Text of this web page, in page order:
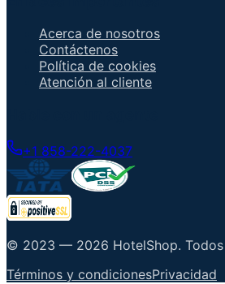
Acerca de nosotros
Contáctenos
Política de cookies
Atención al cliente
+1 858-222-4037
© 2023 — 2026 HotelShop.
Términos y condicionesPrivacidad